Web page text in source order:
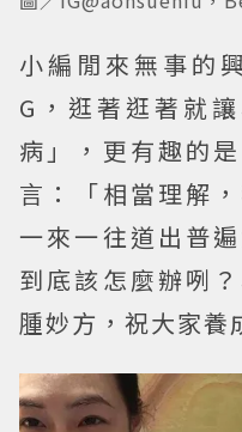
小編閒來無事的
G，逛著逛著就
病」，更有趣的
言：「相當理解
一來一往道出普
到底該怎麼辦咧
腫妙方，祝大家養